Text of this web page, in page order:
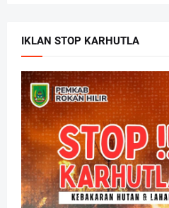
IKLAN STOP KARHUTLA